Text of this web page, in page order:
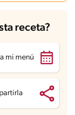
receta?
mi menú